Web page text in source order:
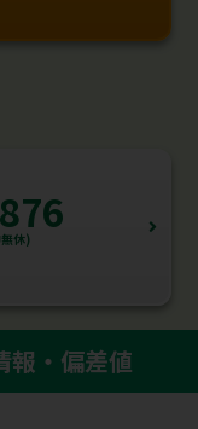
休)
報・偏差値